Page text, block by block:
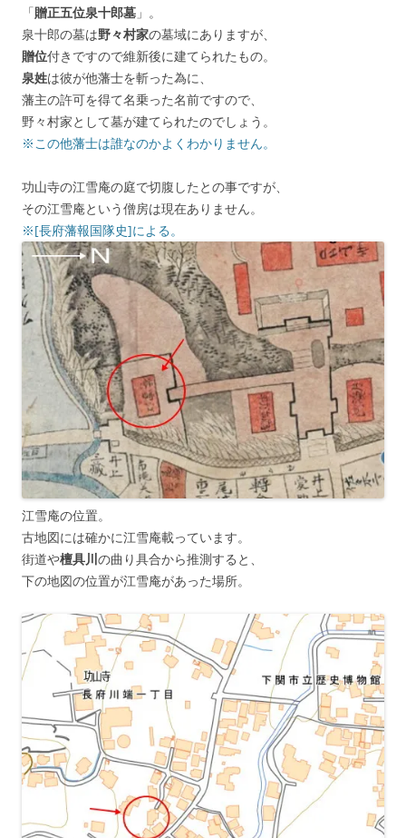
「贈正五位泉十郎墓 」。
泉十郎の墓は野々村家の墓域にありますが、
贈位付きですので維新後に建てられたもの。
泉姓は彼が他藩士を斬った為に、
藩主の許可を得て名乗った名前ですので、
野々村家として墓が建てられたのでしょう。
※この他藩士は誰なのかよくわかりません。
功山寺の江雪庵の庭で切腹したとの事ですが、
その江雪庵という僧房は現在ありません。
※[長府藩報国隊史]による。
江雪庵の位置。
古地図には確かに江雪庵載っています。
街道や檀具川 の曲り具合から推測すると、
下の地図の位置が江雪庵があった場所。